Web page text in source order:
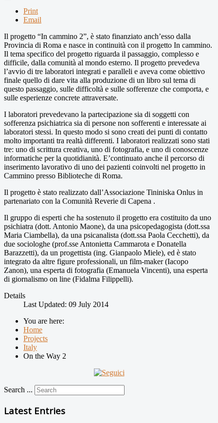
Print
Email
Il progetto “In cammino 2”, è stato finanziato anch’esso dalla
Provincia di Roma e nasce in continuità con il progetto In cammino.
Il tema specifico del progetto riguarda il passaggio, complesso e
difficile, dalla comunità al mondo esterno. Il progetto prevedeva
l’avvio di tre laboratori integrati e paralleli e aveva come obiettivo
finale quello di dare vita alla produzione di un libro sul tema di
questo passaggio, sulle difficoltà e sulle sofferenze che comporta, e
sulle esperienze concrete attraversate.
I laboratori prevedevano la partecipazione sia di soggetti con
sofferenza psichiatrica sia di persone non sofferenti e interessate ai
laboratori stessi. In questo modo si sono creati dei punti di contatto
molto importanti tra realtà differenti. I laboratori realizzati sono stati
tre: uno di scrittura creativa, uno di fotografia, e uno di conoscenze
informatiche per la quotidianità. E’continuato anche il percorso di
inserimento lavorativo di uno dei pazienti coinvolti nel progetto in
Cammino presso Biblioteche di Roma.
Il progetto è stato realizzato dall’Associazione Tininiska Onlus in
partenariato con la Comunità Reverie di Capena .
Il gruppo di esperti che ha sostenuto il progetto era costituito da uno
psichiatra (dott. Antonio Maone), da una psicopedagogista (dott.ssa
Maria Ciambella), da una psicanalista (dott.ssa Paola Cecchetti), da
due sociologhe (prof.sse Antonietta Cammarota e Donatella
Barazzetti), da un progettista (ing. Gianpaolo Miele), ed è stato
integrato da altre figure professionali, un film-maker (Iacopo
Zanon), una esperta di fotografia (Emanuela Vincenti), una esperta
di giornalismo on line (Fidalma Filippelli).
Details
Last Updated: 09 July 2014
You are here:
Home
Projects
Italy
On the Way 2
Search ...
Latest Entries